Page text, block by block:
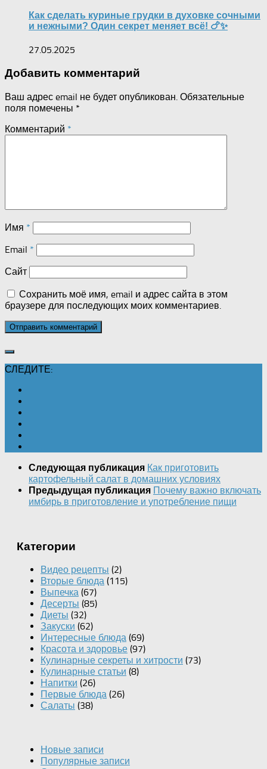
Как сделать куриные грудки в духовке сочными
и нежными? Один секрет меняет всё! 🍗✨
27.05.2025
Добавить комментарий
Ваш адрес email не будет опубликован. Обязательные
поля помечены *
Комментарий *
Имя *
Email *
Сайт
Сохранить моё имя, email и адрес сайта в этом
браузере для последующих моих комментариев.
СЛЕДИТЕ:
Следующая публикация Как приготовить
картофельный салат в домашних условиях
Предыдущая публикация Почему важно включать
имбирь в приготовление и употребление пищи
Категории
Видео рецепты (2)
Вторые блюда (115)
Выпечка (67)
Десерты (85)
Диеты (32)
Закуски (62)
Интересные блюда (69)
Красота и здоровье (97)
Кулинарные секреты и хитрости (73)
Кулинарные статьи (8)
Напитки (26)
Первые блюда (26)
Салаты (38)
Новые записи
Популярные записи